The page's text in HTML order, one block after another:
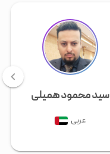
سید محمود همیلی
عربی